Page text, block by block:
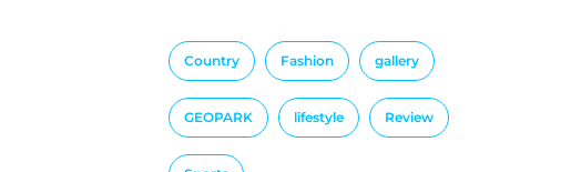
Country Fashion gallery
GEOPARK lifestyle Review